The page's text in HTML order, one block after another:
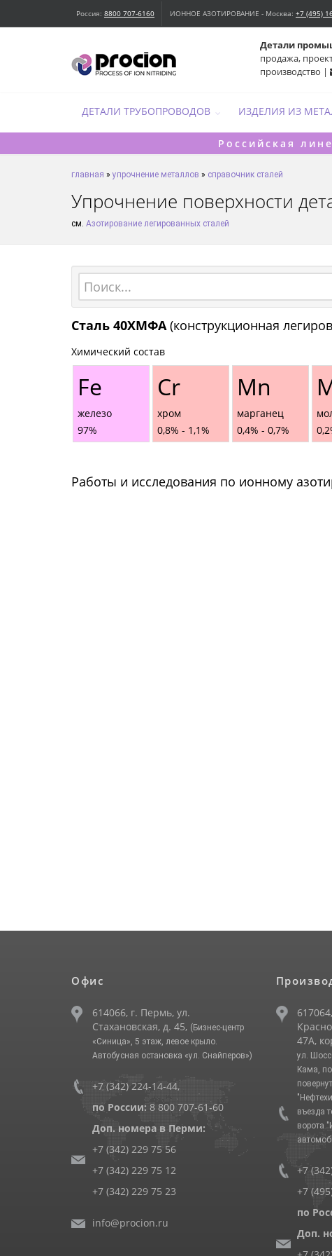
Россия: 8800 707-6160 ИОННОЕ АЗОТИРОВАНИЕ - Москва: +7 (495)
Детали
продажа,
производство |
ДЕТАЛИ ТРУБОПРОВОДОВ ИЗДЕЛИЯ ИЗ
Российская
главная »упрочнение металлов » справочник сталей
Упрочнение поверхности
см. Азотирование легированных сталей
Сталь 40ХМФА (конструкционная
Химический состав
Fe
железо
97%
Cr
хром
0,8% - 1,1%
Mn
марганец
0,4% - 0,7%
Работы и исследования по ионному
Офис
614066, г. Пермь, ул.
Стахановская, д. 45, (Бизнес-центр
«Синица», 5 этаж, левое крыло.
Автобусная остановка «ул. Снайперов»)
+7 (342) 224-14-44,
по России: 8 800 707-61-60
Доп. номера в Перми:
+7 (342) 229 75 56
+7 (342) 229 75 12
+7 (342) 229 75 23
info@procion.ru
47А,
ул.
Кама,
въезда
ворота
+7
+7
по
Доп.